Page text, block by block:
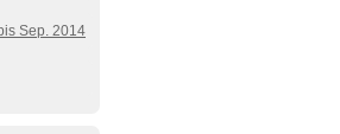
Sep. 2014